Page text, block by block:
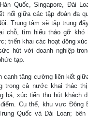
Quốc, Singapore, Đài
nối giữa các tập đoàn đa
Trung tâm sẽ tập trung
chỗ, tìm hiểu tháo gỡ khó
triển khai các hoạt động
hút với doanh nghiệp
tạp.
cạnh tăng cường liên kết
trong cả nước khai thác
bá, xúc tiến thu hút khách
Cụ thể, khu vực Đông
Quốc và Đài Loan;